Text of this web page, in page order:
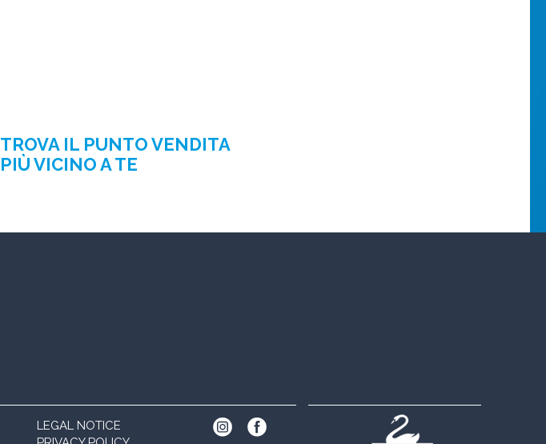
TROVA IL PUNTO VENDITA
PIÙ VICINO A TE
LEGAL NOTICE